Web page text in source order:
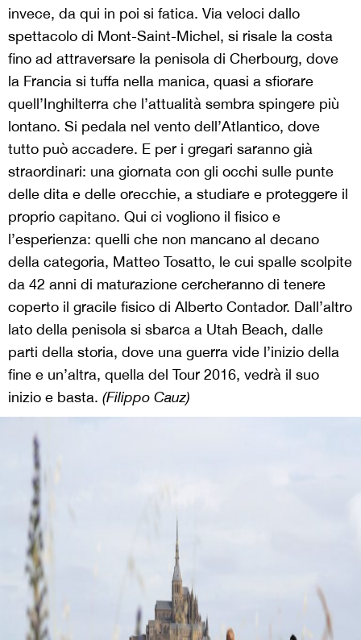
invece, da qui in poi si fatica. Via veloci dallo
spettacolo di Mont-Saint-Michel, si risale la costa
fino ad attraversare la penisola di Cherbourg, dove
la Francia si tuffa nella manica, quasi a sfiorare
quell’Inghilterra che l’attualità sembra spingere più
lontano. Si pedala nel vento dell’Atlantico, dove
tutto può accadere. E per i gregari saranno già
straordinari: una giornata con gli occhi sulle punte
delle dita e delle orecchie, a studiare e proteggere il
proprio capitano. Qui ci vogliono il fisico e
l’esperienza: quelli che non mancano al decano
della categoria, Matteo Tosatto, le cui spalle scolpite
da 42 anni di maturazione cercheranno di tenere
coperto il gracile fisico di Alberto Contador. Dall’altro
lato della penisola si sbarca a Utah Beach, dalle
parti della storia, dove una guerra vide l’inizio della
fine e un’altra, quella del Tour 2016, vedrà il suo
inizio e basta. (Filippo Cauz)